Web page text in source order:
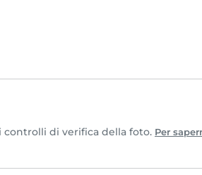
di verifica della foto. Per